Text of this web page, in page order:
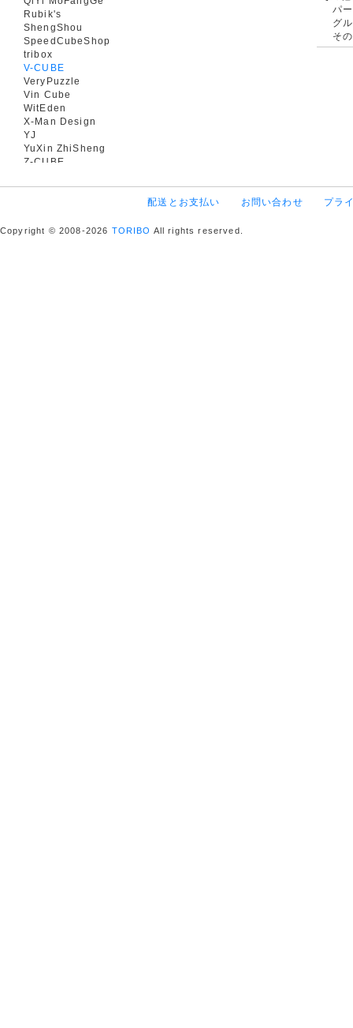
Rubik's
ShengShou
SpeedCubeShop
tribox
V-CUBE
VeryPuzzle
Vin Cube
WitEden
X-Man Design
YJ
YuXin ZhiSheng
Z-CUBE
パ
グ
そ
配送とお支払い お問い合わせ プラ
Copyright © 2008-2026 TORIBO All rights reserved.